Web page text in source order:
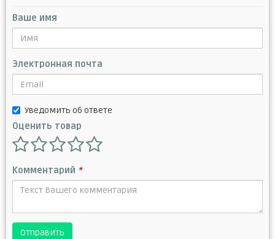
Ваше имя
Электронная почта
Уведомить об ответе
Оценить товар
Комментарий *
Отправить